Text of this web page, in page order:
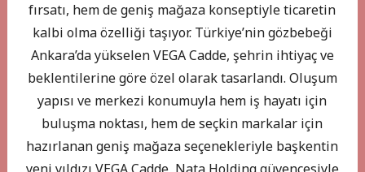
fırsatı, hem de geniş mağaza konseptiyle ticaretin
kalbi olma özelliği taşıyor. Türkiye’nin gözbebeği
Ankara’da yükselen VEGA Cadde, şehrin ihtiyaç ve
beklentilerine göre özel olarak tasarlandı. Oluşum
yapısı ve merkezi konumuyla hem iş hayatı için
buluşma noktası, hem de seçkin markalar için
hazırlanan geniş mağaza seçenekleriyle başkentin